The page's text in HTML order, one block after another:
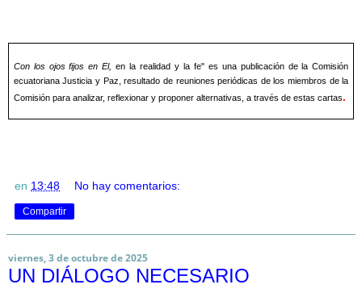
Con los ojos fijos en El, en la realidad y la fe" es una publicación de la Comisión
ecuatoriana Justicia y Paz, resultado de reuniones periódicas de los miembros de la
Comisión para analizar, reflexionar y proponer alternativas, a través de estas cartas.
en 13:48 No hay comentarios:
Compartir
viernes, 3 de octubre de 2025
UN DIÁLOGO NECESARIO